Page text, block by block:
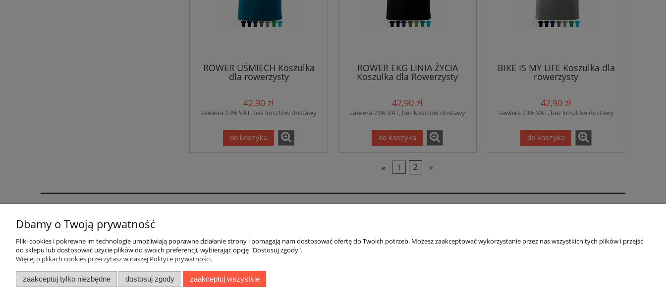
ROWER UŚMIECH Koszulka
dla rowerzysty
42,90 zł
zawiera 23% VAT, bez kosztów dostawy
do koszyka
ROWER EKG LINIA ŻYCIA
Koszulka dla Rowerzysty
42,90 zł
zawiera 23% VAT, bez kosztów dostawy
do koszyka
BIKE IS MY LIFE Koszulka dla
rowerzysty
42,90 zł
zawiera 23% VAT, bez kosztów dostawy
do koszyka
« 1 2 »
Pomoc
Zwroty, Wymiany, Reklamacje
Moje konto
Twoje zamówienia
Dbamy o Twoją prywatność
Pliki cookies i pokrewne im technologie umożliwiają poprawne działanie strony i pomagają nam dostosować ofertę do Twoich potrzeb. Możesz zaakceptować wykorzystanie przez nas wszystkich tych plików i przejść
do sklepu lub dostosować użycie plików do swoich preferencji, wybierając opcję "Dostosuj zgody".
Więcej o plikach cookies przeczytasz w naszej Polityce prywatności.
zaakceptuj tylko niezbędne dostosuj zgody zaakceptuj wszystkie